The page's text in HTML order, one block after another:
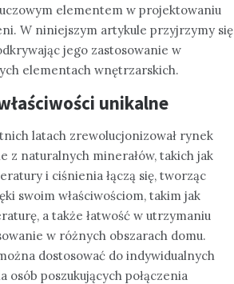
elementem w projektowaniu
W niniejszym artykule przyjrzymy się
jego zastosowanie w
elementach wnętrzarskich.
unikalne
latach zrewolucjonizował rynek
z naturalnych minerałów, takich jak
i ciśnienia łączą się, tworząc
swoim właściwościom, takim jak
a także łatwość w utrzymaniu
w różnych obszarach domu.
dostosować do indywidualnych
poszukujących połączenia